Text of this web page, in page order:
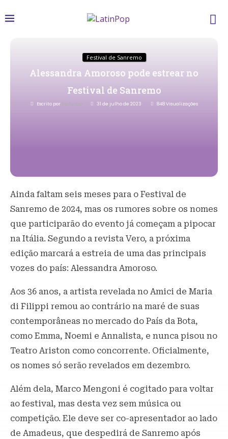
Festival de Sanremo
Alessandra Amoroso pode estrear no
Festival de Sanremo
Escrito por Redacao 31 de julho de 2023 848Visualizações
Ainda faltam seis meses para o Festival de
Sanremo de 2024, mas os rumores sobre os nomes
que participarão do evento já começam a pipocar
na Itália. Segundo a revista Vero, a próxima
edição marcará a estreia de uma das principais
vozes do país: Alessandra Amoroso.
Aos 36 anos, a artista revelada no Amici de Maria
di Filippi remou ao contrário na maré de suas
contemporâneas no mercado do País da Bota,
como Emma, Noemi e Annalista, e nunca pisou no
Teatro Ariston como concorrente. Oficialmente,
os nomes só serão revelados em dezembro.
Além dela, Marco Mengoni é cogitado para voltar
ao festival, mas desta vez sem música ou
competição. Ele deve ser co-apresentador ao lado
de Amadeus, que despedirá de Sanremo após